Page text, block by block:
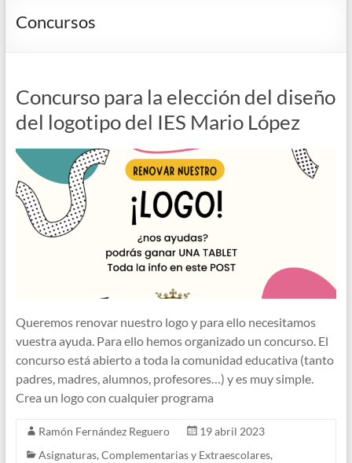
Concursos
Concurso para la elección del diseño
del logotipo del IES Mario López
Queremos renovar nuestro logo y para ello necesitamos
vuestra ayuda. Para ello hemos organizado un concurso. El
concurso está abierto a toda la comunidad educativa (tanto
padres, madres, alumnos, profesores…) y es muy simple.
Crea un logo con cualquier programa
Ramón Fernández Reguero
19 abril 2023
Asignaturas, Complementarias y Extraescolares,